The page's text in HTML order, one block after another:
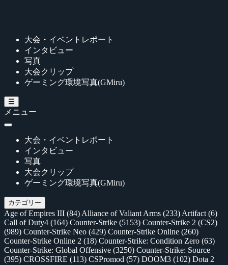
大会・イベントレポート
インタビュー
写真
大会クリップ
ゲーミング環境写真(GMiru)
メニュー
大会・イベントレポート
インタビュー
写真
大会クリップ
ゲーミング環境写真(GMiru)
カテゴリー
Age of Empires III (84) Alliance of Valiant Arms (233) Artifact (6)
Call of Duty4 (164) Counter-Strike (5153) Counter-Strike 2 (CS2)
(989) Counter-Strike Neo (429) Counter-Strike Online (260)
Counter-Strike Online 2 (18) Counter-Strike: Condition Zero (63)
Counter-Strike: Global Offensive (3250) Counter-Strike: Source
(395) CROSSFIRE (113) CSPromod (57) DOOM3 (102) Dota 2